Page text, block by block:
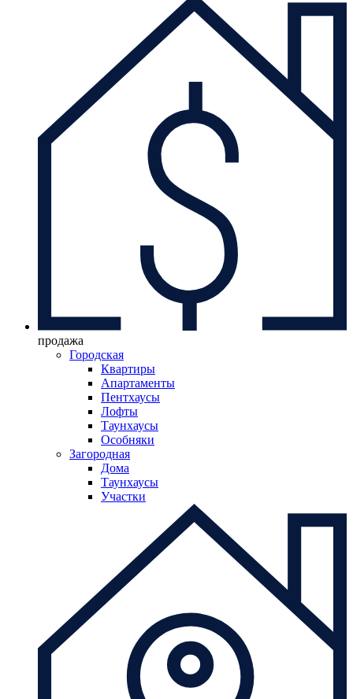
продажа
Городская
Квартиры
Апартаменты
Пентхаусы
Лофты
Таунхаусы
Особняки
Загородная
Дома
Таунхаусы
Участки